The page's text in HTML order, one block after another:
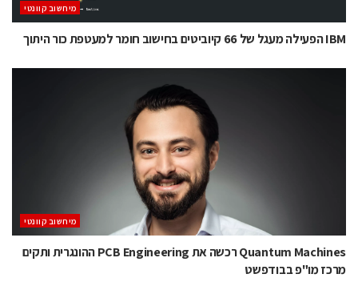
מיחשוב קוונטי
IBM הפעילה מעגל של 66 קיוביטים בחישוב חומר למעטפת כור היתוך
מיחשוב קוונטי
Quantum Machines רכשה את PCB Engineering ההונגרית ותקים
מרכז מו"פ בבודפשט